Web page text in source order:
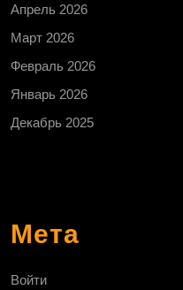
Апрель 2026
Март 2026
Февраль 2026
Январь 2026
Декабрь 2025
Мета
Войти